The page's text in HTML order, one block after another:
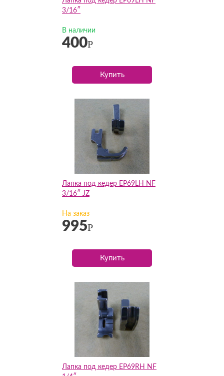
3/16″
В наличии
400Р
Купить
Лапка под кедер EP69LH NF
3/16″ JZ
На заказ
995Р
Купить
Лапка под кедер EP69RH NF